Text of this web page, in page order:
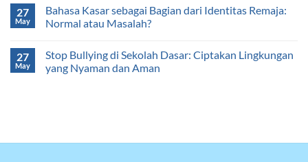
27
May
Bahasa Kasar sebagai Bagian dari Identitas Remaja:
Normal atau Masalah?
27
May
Stop Bullying di Sekolah Dasar: Ciptakan Lingkungan
yang Nyaman dan Aman